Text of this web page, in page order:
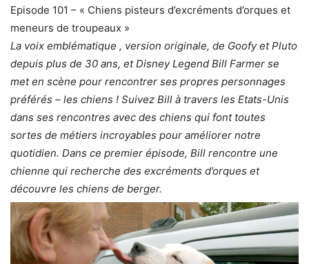
Episode 101 – « Chiens pisteurs d’excréments d’orques et
meneurs de troupeaux »
La voix emblématique , version originale, de Goofy et Pluto
depuis plus de 30 ans, et Disney Legend Bill Farmer se
met en scène pour rencontrer ses propres personnages
préférés – les chiens ! Suivez Bill à travers les Etats-Unis
dans ses rencontres avec des chiens qui font toutes
sortes de métiers incroyables pour améliorer notre
quotidien. Dans ce premier épisode, Bill rencontre une
chienne qui recherche des excréments d’orques et
découvre les chiens de berger.